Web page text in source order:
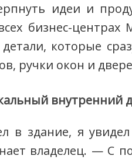
идеи и
бизнес-
которые
ручки окон и
внутренний
здание, я
владелец. ­— С